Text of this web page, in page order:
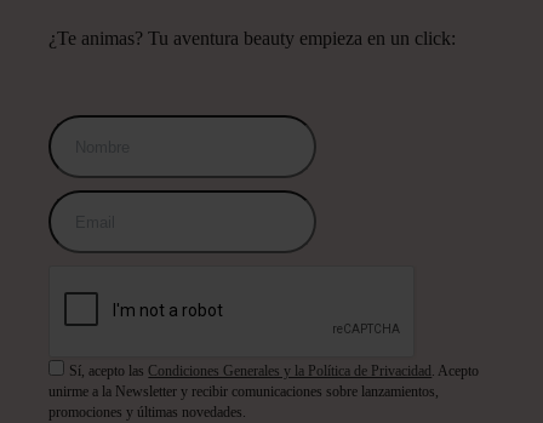
¿Te animas? Tu aventura beauty empieza en un click:
Sí, acepto lasCondiciones Generales y la Política de Privacidad . Acepto
unirme a la Newsletter y recibir comunicaciones sobre lanzamientos,
promociones y últimas novedades.